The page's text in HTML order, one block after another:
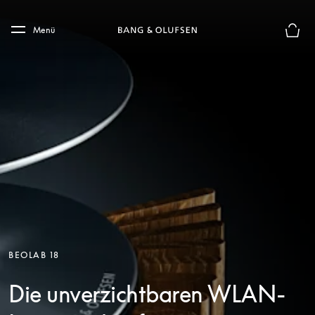
Skip to main footer
Menü
BEOLAB 18
Die unverzichtbaren WLAN-